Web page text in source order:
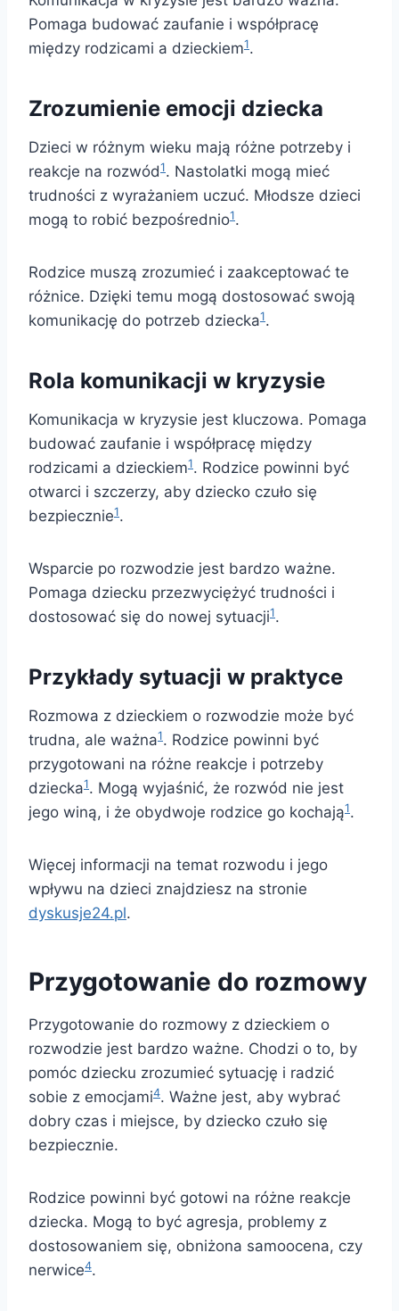
Pomaga budować zaufanie i współpracę
między rodzicami a dzieckiem1.
Zrozumienie emocji dziecka
Dzieci w różnym wieku mają różne potrzeby i
reakcje na rozwód1. Nastolatki mogą mieć
trudności z wyrażaniem uczuć. Młodsze dzieci
mogą to robić bezpośrednio1.
Rodzice muszą zrozumieć i zaakceptować te
różnice. Dzięki temu mogą dostosować swoją
komunikację do potrzeb dziecka1.
Rola komunikacji w kryzysie
Komunikacja w kryzysie jest kluczowa. Pomaga
budować zaufanie i współpracę między
rodzicami a dzieckiem1. Rodzice powinni być
otwarci i szczerzy, aby dziecko czuło się
bezpiecznie1.
Wsparcie po rozwodzie jest bardzo ważne.
Pomaga dziecku przezwyciężyć trudności i
dostosować się do nowej sytuacji1.
Przykłady sytuacji w praktyce
Rozmowa z dzieckiem o rozwodzie może być
trudna, ale ważna1. Rodzice powinni być
przygotowani na różne reakcje i potrzeby
dziecka1. Mogą wyjaśnić, że rozwód nie jest
jego winą, i że obydwoje rodzice go kochają1.
Więcej informacji na temat rozwodu i jego
wpływu na dzieci znajdziesz na stronie
dyskusje24.pl.
Przygotowanie do rozmowy
Przygotowanie do rozmowy z dzieckiem o
rozwodzie jest bardzo ważne. Chodzi o to, by
pomóc dziecku zrozumieć sytuację i radzić
sobie z emocjami4. Ważne jest, aby wybrać
dobry czas i miejsce, by dziecko czuło się
bezpiecznie.
Rodzice powinni być gotowi na różne reakcje
dziecka. Mogą to być agresja, problemy z
dostosowaniem się, obniżona samoocena, czy
nerwice4.